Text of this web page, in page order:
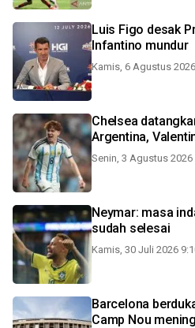
Luis Figo desak
Infantino mundur
Kamis, 6 Agustus
Chelsea
Argentina,
Senin, 3 Agustus 2026
Neymar: masa
sudah selesai
Kamis, 30 Juli 2026
Barcelona
Camp Nou